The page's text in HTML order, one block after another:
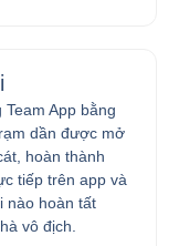
App bằng
dần được mở
hoàn thành
tiếp trên app và
nào hoàn tất
vô địch.